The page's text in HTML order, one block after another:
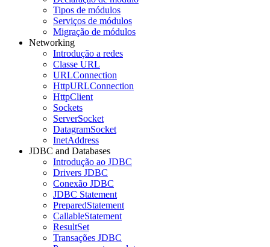
Tipos de módulos
Serviços de módulos
Migração de módulos
Networking
Introdução a redes
Classe URL
URLConnection
HttpURLConnection
HttpClient
Sockets
ServerSocket
DatagramSocket
InetAddress
JDBC and Databases
Introdução ao JDBC
Drivers JDBC
Conexão JDBC
JDBC Statement
PreparedStatement
CallableStatement
ResultSet
Transações JDBC